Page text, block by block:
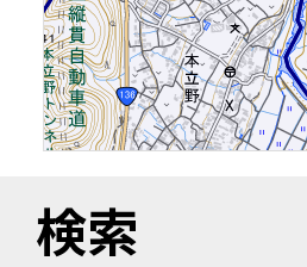
検索